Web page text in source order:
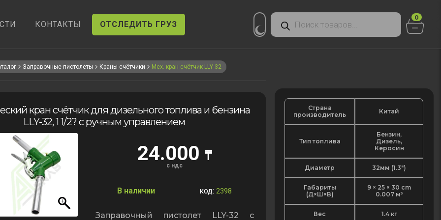
КОНТАКТЫ ОТСЛЕДИТЬ ГРУЗ
Поиск
товаров
0
Заправочные пистолеты Краны счётчики Мех. кран счётчик LLY-32
кран счётчик для дизельного топлива и бензина
LLY-32, 1 1/2? с ручным управлением
24.000 ₸
с ндс
В наличии код:2398
Заправочный пистолет LLY-32 с
Страна
производитель
Китай
Тип топлива
Бензин,
Дизель,
Керосин
Диаметр 32мм (1.3″)
Габариты
(Д×Ш×В)
9 × 25 × 30 cm
0.007 м³
Вес 1.4 кг